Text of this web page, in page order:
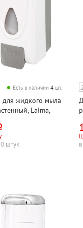
Есть в наличии 4 шт.
для жидкого мыла
Laima,
штук